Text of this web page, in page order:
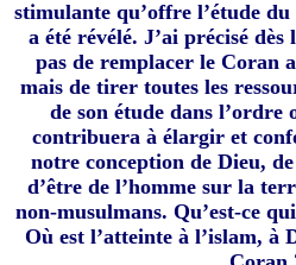
stimulante qu’offre l’étude
a été révélé. J’ai précisé
pas de remplacer le Coran
mais de tirer toutes les
de son étude dans l’ordre
contribuera à élargir et
notre conception de Dieu,
d’être de l’homme sur la
non-musulmans. Qu’est-ce
Où est l’atteinte à l’islam, à